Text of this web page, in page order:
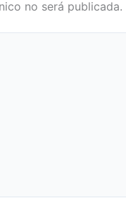
no será publicada.